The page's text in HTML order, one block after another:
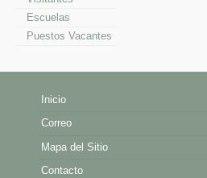
Escuelas
Puestos Vacantes
Inicio
Correo
Mapa del Sitio
Contacto